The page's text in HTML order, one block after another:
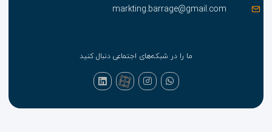
markting.barrage@gmail.com
ما را در شبکه‌های اجتماعی دنبال کنید